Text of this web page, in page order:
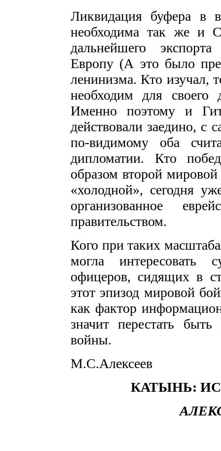
Ликвидация буфера в
необходима так же и
дальнейшего
Европу (А это было
ленинизма. Кто изучал,
необходим для своего
Именно поэтому и
действовали заедино, с
по-видимому оба
дипломатии. Кто
образом второй
«холодной», сегодня
организованное
правительством.
Кого при таких
могла интересовать
офицеров, сидящих в
этот эпизод мировой
как фактор
значит перестать
войны.
М.С.Алексеев
КАТЫНЬ: